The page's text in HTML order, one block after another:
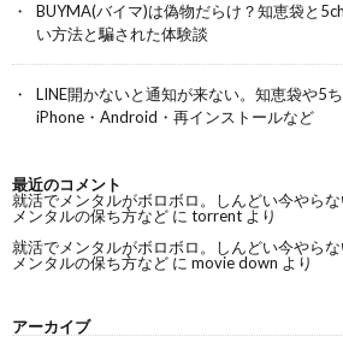
BUYMA(バイマ)は偽物だらけ？知恵袋と
い方法と騙された体験談
LINE開かないと通知が来ない。知恵袋や5
iPhone・Android・再インストールなど
最近のコメント
就活でメンタルがボロボロ。しんどい今やら
メンタルの保ち方など に torrent より
就活でメンタルがボロボロ。しんどい今やら
メンタルの保ち方など に movie down より
アーカイブ